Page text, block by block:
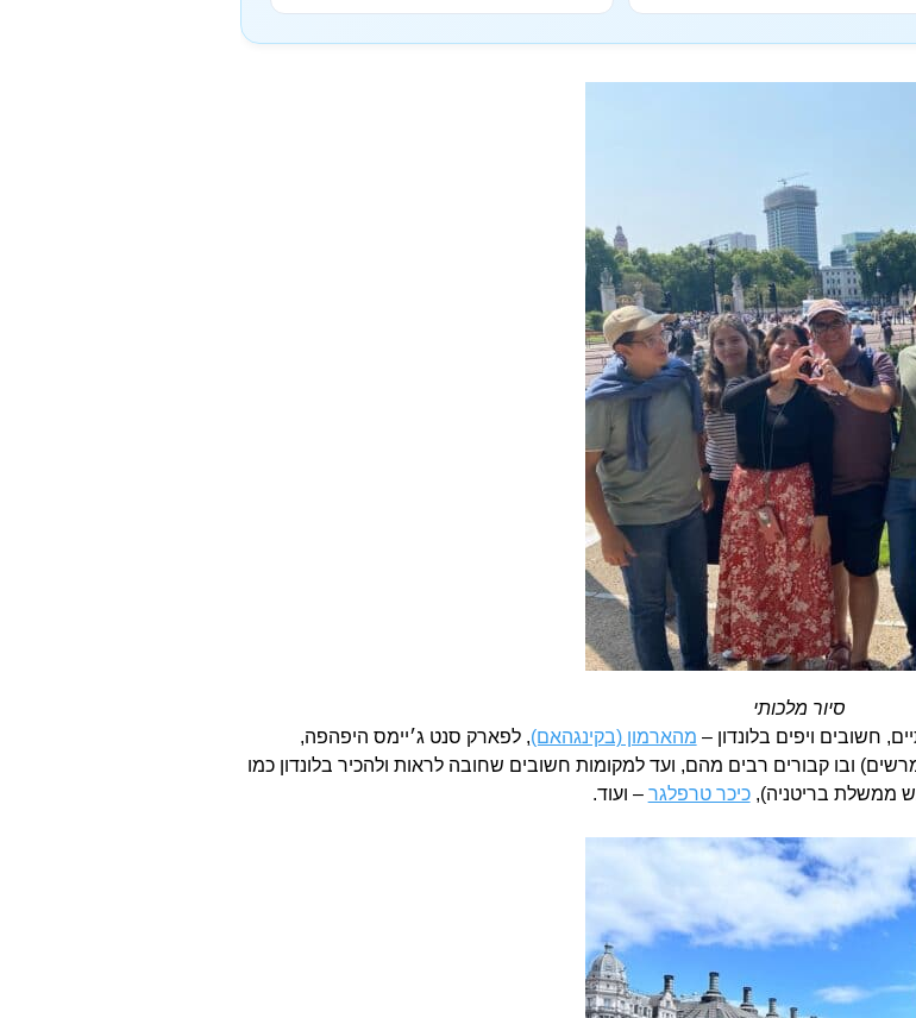
סיור מלכותי
חשובים ויפים בלונדון – מהארמון (בקינגהאם), לפארק סנט ג׳יימס היפהפה,
ובו קבורים רבים מהם, ועד למקומות חשובים שחובה לראות ולהכיר בלונדון כמו
כיכר טרפלגר – ועוד.